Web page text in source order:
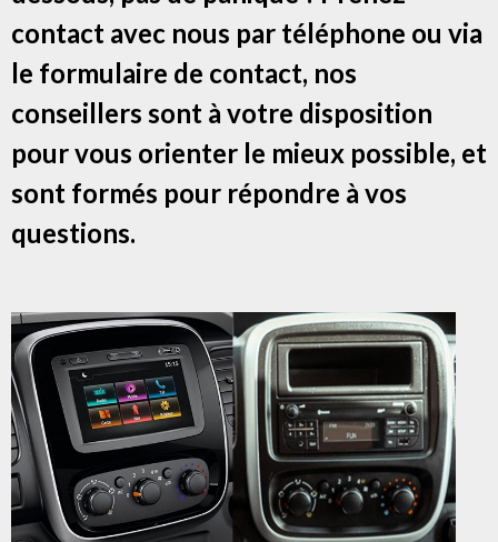
contact avec nous par téléphone ou via
le formulaire de contact, nos
conseillers sont à votre disposition
pour vous orienter le mieux possible, et
sont formés pour répondre à vos
questions.